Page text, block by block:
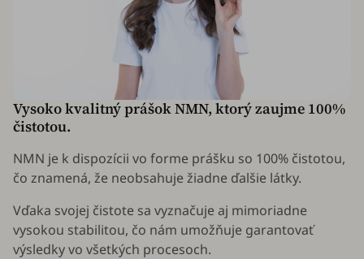
Vysoko kvalitný prášok NMN, ktorý zaujme 100%
čistotou.
NMN je k dispozícii vo forme prášku so 100% čistotou,
čo znamená, že neobsahuje žiadne ďalšie látky.
Vďaka svojej čistote sa vyznačuje aj mimoriadne
vysokou stabilitou, čo nám umožňuje garantovať
výsledky vo všetkých procesoch.